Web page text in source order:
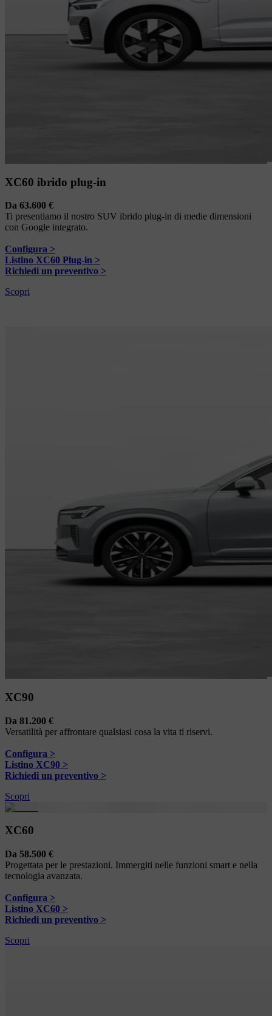
XC60 ibrido plug-in
Da 63.600 €
Ti presentiamo il nostro SUV ibrido plug-in di medie dimensioni
con Google integrato.
Configura >
Listino XC60 Plug-in >
Richiedi un preventivo >
Scopri
XC90
Da 81.200 €
Versatilità per affrontare qualsiasi cosa la vita ti riservi.
Configura >
Listino XC90 >
Richiedi un preventivo >
Scopri
XC60
Da 58.500 €
Progettata per le prestazioni. Immergiti nelle funzioni smart e nella
tecnologia avanzata.
Configura >
Listino XC60 >
Richiedi un preventivo >
Scopri